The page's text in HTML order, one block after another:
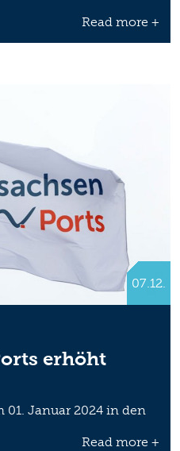
Read more +
07.12.
erhöht
01. Januar 2024 in den
Read more +